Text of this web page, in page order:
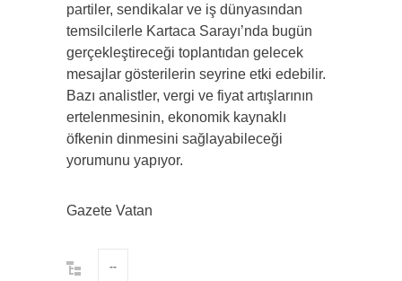
partiler, sendikalar ve iş dünyasından
temsilcilerle Kartaca Sarayı’nda bugün
gerçekleştireceği toplantıdan gelecek
mesajlar gösterilerin seyrine etki edebilir.
Bazı analistler, vergi ve fiyat artışlarının
ertelenmesinin, ekonomik kaynaklı
öfkenin dinmesini sağlayabileceği
yorumunu yapıyor.
Gazete Vatan
--